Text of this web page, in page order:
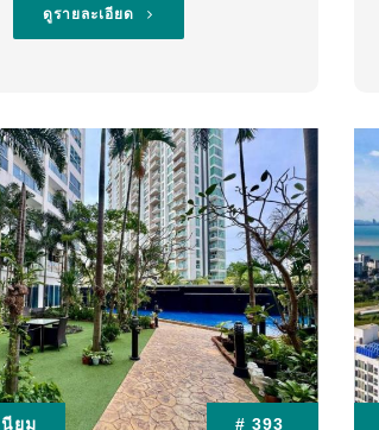
ดูรายละเอียด
ยม # 393